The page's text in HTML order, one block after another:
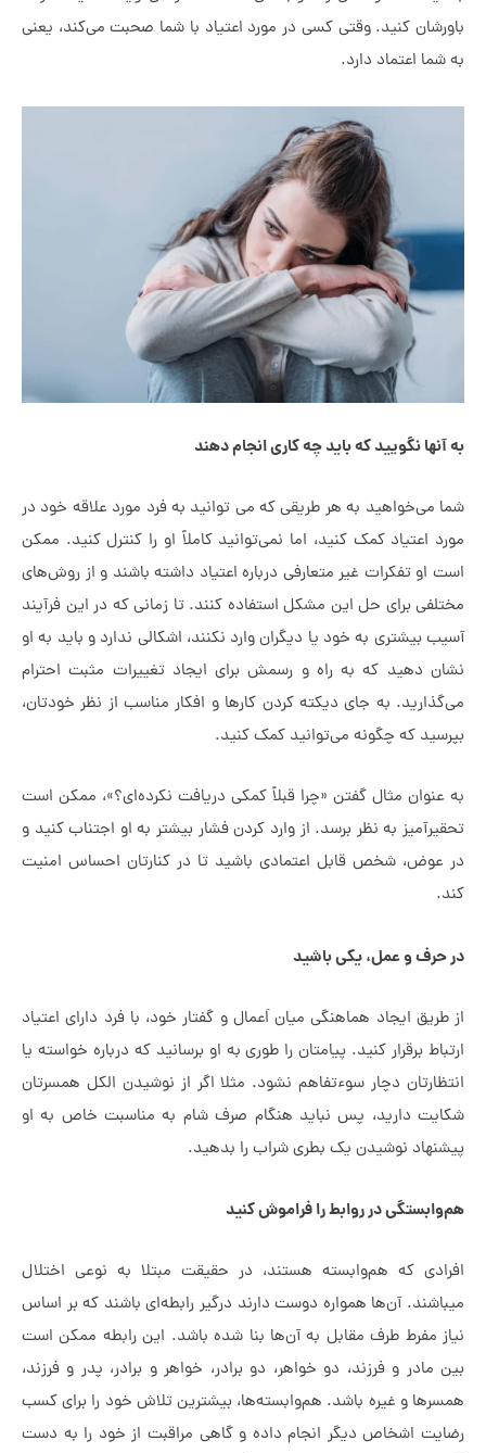
کنید. وقتی کسی در مورد اعتیاد با شما صحبت می‌کند، یعنی
اعتماد دارد.
نگویید که باید چه کاری انجام دهند
می‌خواهید به هر طریقی که می توانید به فرد مورد علاقه خود در
اعتیاد کمک کنید، اما نمی‌توانید کاملاً او را کنترل کنید. ممکن
او تفکرات غیر متعارفی درباره اعتیاد داشته باشند و از روش‌های
برای حل این مشکل استفاده کنند. تا زمانی که در این فرآیند
بیشتری به خود یا دیگران وارد نکنند، اشکالی ندارد و باید به او
دهید که به راه و رسمش برای ایجاد تغییرات مثبت احترام
به جای دیکته کردن کارها و افکار مناسب از نظر خودتان،
که چگونه می‌توانید کمک کنید.
عنوان مثال گفتن «چرا قبلاً کمکی دریافت نکرده‌ای؟»، ممکن است
به نظر برسد. از وارد کردن فشار بیشتر به او اجتناب کنید و
عوض، شخص قابل اعتمادی باشید تا در کنارتان احساس امنیت
حرف و عمل، یکی باشید
ایجاد هماهنگی میان اَعمال و گفتار خود، با فرد دارای اعتیاد
برقرار کنید. پیامتان را طوری به او برسانید که درباره خواسته یا
دچار سوءتفاهم نشود. مثلا اگر از نوشیدن الکل همسرتان
دارید، پس نباید هنگام صرف شام به مناسبت خاص به او
نوشیدن یک بطری شراب را بدهید.
در روابط را فراموش کنید
که هم‌وابسته هستند، در حقیقت مبتلا به نوعی اختلال
می‎باشند. آن‌ها همواره دوست دارند درگیر رابطه‌ای باشند که بر اساس
مفرط طرف مقابل به آن‌ها بنا شده باشد. این رابطه ممکن است
مادر و فرزند، دو خواهر، دو برادر، خواهر و برادر، پدر و فرزند،
و غیره باشد. هم‌وابسته‌ها، بیشترین تلاش خود را برای کسب
اشخاص دیگر انجام داده و گاهی مراقبت از خود را به دست